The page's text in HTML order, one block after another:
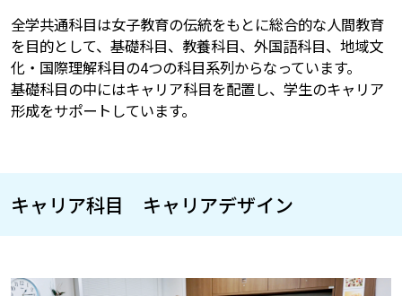
全学共通科目は女子教育の伝統をもとに総合的な人間教育
を目的として、基礎科目、教養科目、外国語科目、地域文
化・国際理解科目の4つの科目系列からなっています。
基礎科目の中にはキャリア科目を配置し、学生のキャリア
形成をサポートしています。
キャリア科目 キャリアデザイン